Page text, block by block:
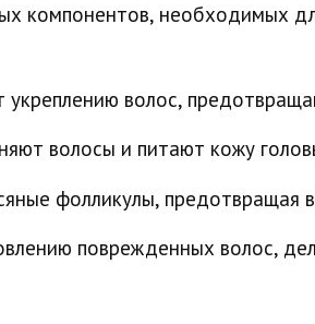
компонентов, необходимых
укреплению волос,
волосы и питают кожу
фолликулы, предотвращая
поврежденных волос,